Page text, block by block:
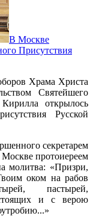
В Москве
Присутствия
Храма Христа
Святейшего
открылось
Русской
секретарем
протоиереем
молитва: «Призри,
оком на рабов
пастырей,
и с верою